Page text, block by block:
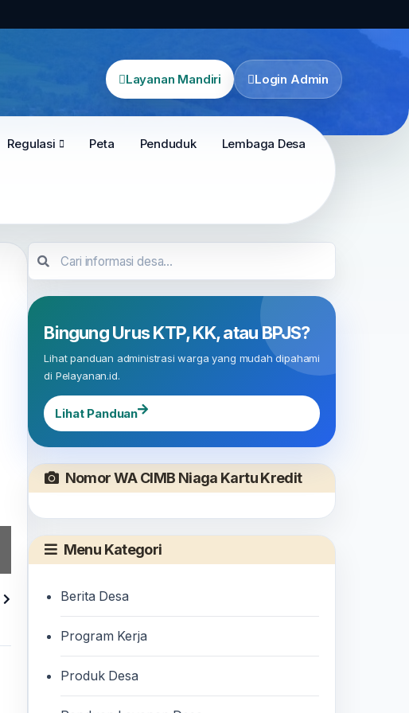
Layanan Mandiri Login Admin
Regulasi Peta Penduduk Lembaga Desa
TAHUN 2026
Bingung Urus KTP, KK, atau BPJS?
Lihat panduan administrasi warga yang mudah dipahami
di Pelayanan.id.
Lihat Panduan
Nomor WA CIMB Niaga Kartu Kredit
Menu Kategori
Berita Desa
Program Kerja
Produk Desa